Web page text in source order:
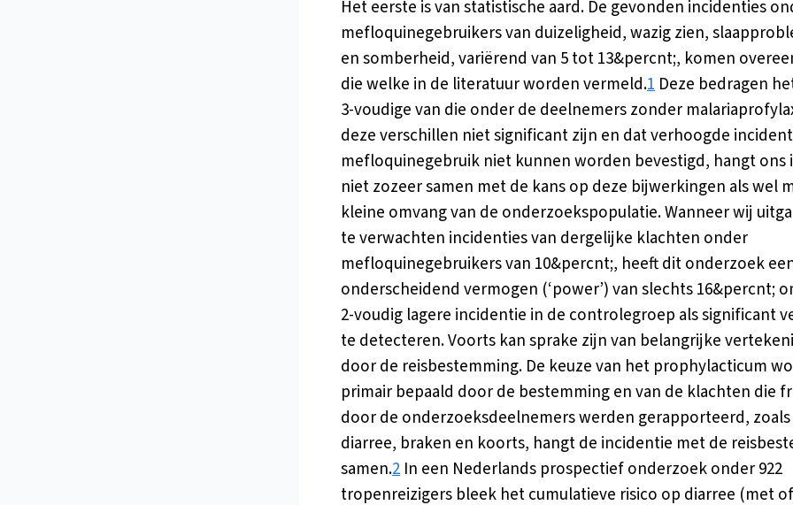
Het eerste is van statistische aard. De gevonden incidenties
mefloquinegebruikers van duizeligheid, wazig zien,
en somberheid, variërend van 5 tot 13&percnt;, komen
die welke in de literatuur worden vermeld.1 Deze bedragen
3-voudige van die onder de deelnemers zonder
deze verschillen niet significant zijn en dat verhoogde
mefloquinegebruik niet kunnen worden bevestigd, hangt ons
niet zozeer samen met de kans op deze bijwerkingen als wel
kleine omvang van de onderzoekspopulatie. Wanneer wij
te verwachten incidenties van dergelijke klachten onder
mefloquinegebruikers van 10&percnt;, heeft dit onderzoek
onderscheidend vermogen (‘power’) van slechts 16&percnt;
2-voudig lagere incidentie in de controlegroep als significant
te detecteren. Voorts kan sprake zijn van belangrijke
door de reisbestemming. De keuze van het prophylacticum
primair bepaald door de bestemming en van de klachten die
door de onderzoeksdeelnemers werden gerapporteerd, zoals
diarree, braken en koorts, hangt de incidentie met de
samen.2 In een Nederlands prospectief onderzoek onder 922
tropenreizigers bleek het cumulatieve risico op diarree (met of